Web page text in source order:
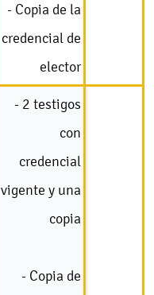
- Copia de la
credencial de
elector
- 2 testigos
con
credencial
vigente y una
copia
- Copia de